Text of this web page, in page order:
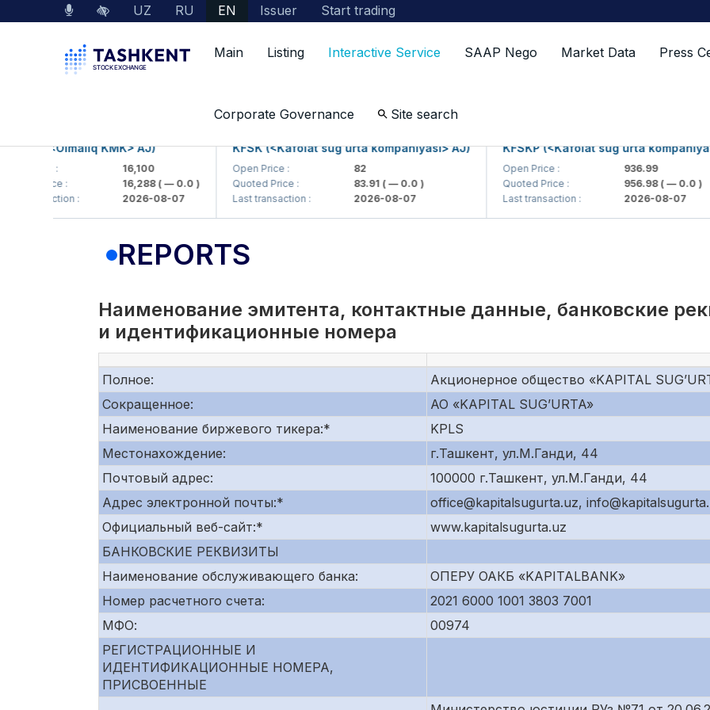
UZ RU EN Issuer Start trading
Main Listing Interactive Service SAAP Nego Market Data Press
Corporate Governance Site search
Information disclose by listing companies
(<Olmaliq KMK> AJ)
16,100
16,288( — 0.0 )
:
2026-08-07
KFSK (<Kafolat sug'urta kompaniyasi> AJ)
Open Price :
Quoted Price :
83.91( — 0.0 )
Last transaction :
2026-08-07
KFSKP (<Kafolat sug'urta kompaniyasi>
Open Price :
936.99
Quoted Price :
956.98( — 0.0 )
Last transaction :
2026-08-07
REPORTS
Наименование эмитента, контактные данные, банковские
и идентификационные номера
Полное:
Акционерное общество «KAPITAL
Сокращенное:
АО «KAPITAL SUG’URTA»
Наименование биржевого тикера:*
KPLS
Местонахождение:
г.Ташкент, ул.М.Ганди, 44
Почтовый адрес:
100000 г.Ташкент, ул.М.Ганди, 44
Адрес электронной почты:*
offiсe@kapitalsugurta.uz,
Официальный веб-сайт:*
www.kapitalsugurta.uz
БАНКОВСКИЕ РЕКВИЗИТЫ
Наименование обслуживающего банка:
ОПЕРУ ОАКБ «KAPITALBANK»
Номер расчетного счета:
2021 6000 1001 3803 7001
МФО:
00974
РЕГИСТРАЦИОННЫЕ И
ИДЕНТИФИКАЦИОННЫЕ НОМЕРА,
ПРИСВОЕННЫЕ